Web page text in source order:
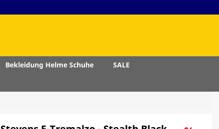
Bekleidung Helme Schuhe
SALE